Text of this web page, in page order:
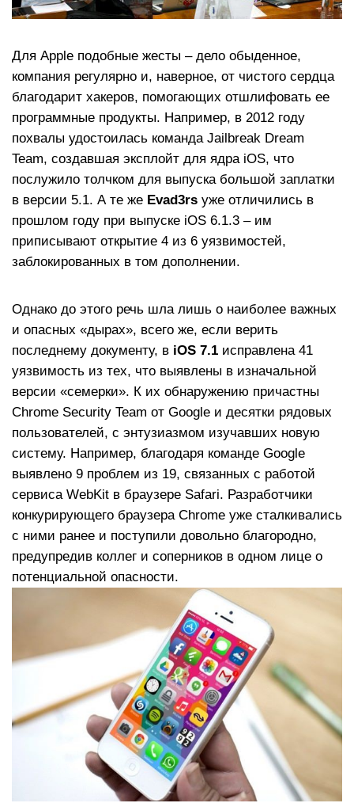
Для Apple подобные жесты – дело обыденное,
компания регулярно и, наверное, от чистого сердца
благодарит хакеров, помогающих отшлифовать ее
программные продукты. Например, в 2012 году
похвалы удостоилась команда Jailbreak Dream
Team, создавшая эксплойт для ядра iOS, что
послужило толчком для выпуска большой заплатки
в версии 5.1. А те же Evad3rs уже отличились в
прошлом году при выпуске iOS 6.1.3 – им
приписывают открытие 4 из 6 уязвимостей,
заблокированных в том дополнении.
Однако до этого речь шла лишь о наиболее важных
и опасных «дырах», всего же, если верить
последнему документу, в iOS 7.1 исправлена 41
уязвимость из тех, что выявлены в изначальной
версии «семерки». К их обнаружению причастны
Chrome Security Team от Google и десятки рядовых
пользователей, с энтузиазмом изучавших новую
систему. Например, благодаря команде Google
выявлено 9 проблем из 19, связанных с работой
сервиса WebKit в браузере Safari. Разработчики
конкурирующего браузера Chrome уже сталкивались
с ними ранее и поступили довольно благородно,
предупредив коллег и соперников в одном лице о
потенциальной опасности.